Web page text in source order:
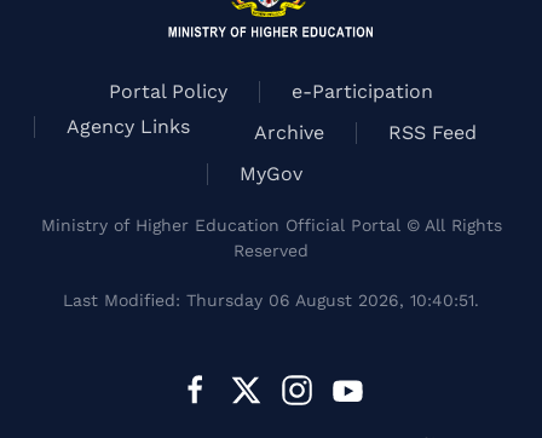
Portal Policy
e-Participation
Agency Links
Archive
RSS Feed
MyGov
Ministry of Higher Education Official Portal © All Rights
Reserved
Last Modified: Thursday 06 August 2026, 10:40:51.